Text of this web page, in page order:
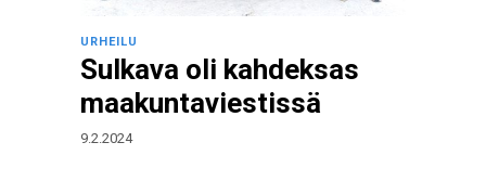
URHEILU
Sulkava oli kahdeksas
maakuntaviestissä
9.2.2024